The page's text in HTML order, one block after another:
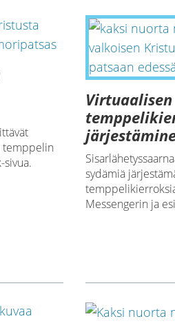
temppelin
sivua.
Virtuaalisen
sydämiä
Messengerin ja